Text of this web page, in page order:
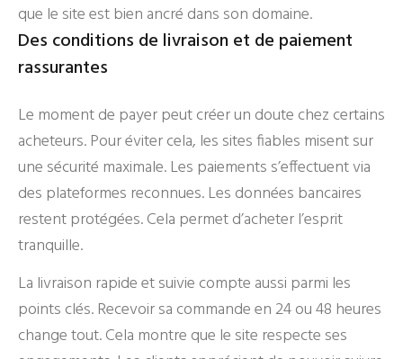
que le site est bien ancré dans son domaine.
Des conditions de livraison et de paiement
rassurantes
Le moment de payer peut créer un doute chez certains
acheteurs. Pour éviter cela, les sites fiables misent sur
une sécurité maximale. Les paiements s’effectuent via
des plateformes reconnues. Les données bancaires
restent protégées. Cela permet d’acheter l’esprit
tranquille.
La livraison rapide et suivie compte aussi parmi les
points clés. Recevoir sa commande en 24 ou 48 heures
change tout. Cela montre que le site respecte ses